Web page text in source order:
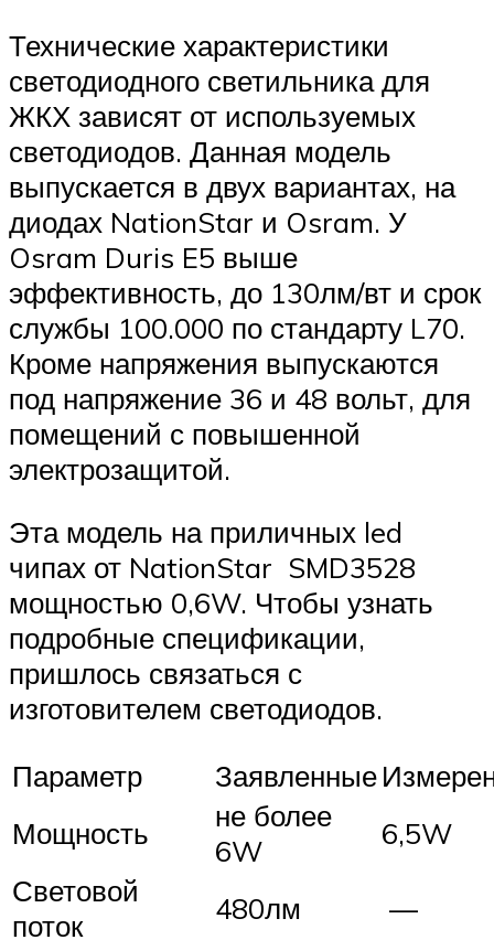
Технические характеристики
светодиодного светильника для
ЖКХ зависят от используемых
светодиодов. Данная модель
выпускается в двух вариантах, на
диодах NationStar и Osram. У
Osram Duris E5 выше
эффективность, до 130лм/вт и срок
службы 100.000 по стандарту L70.
Кроме напряжения выпускаются
под напряжение 36 и 48 вольт, для
помещений с повышенной
электрозащитой.
Эта модель на приличных led
чипах от NationStar SMD3528
мощностью 0,6W. Чтобы узнать
подробные спецификации,
пришлось связаться с
изготовителем светодиодов.
Параметр
Заявленные
Мощность
не более
6W
6,5W
Световой
поток
480лм
—